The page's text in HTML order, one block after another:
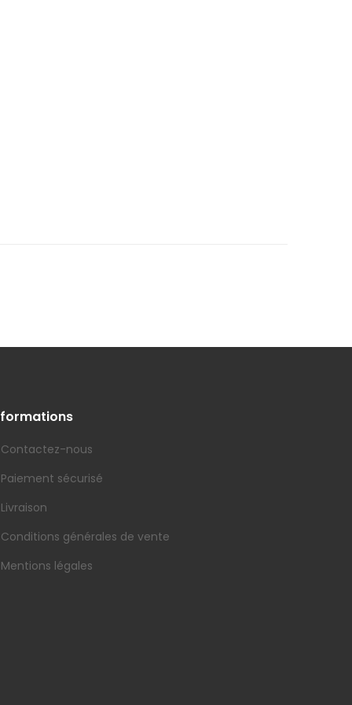
Contactez-nous
Paiement sécurisé
Livraison
Conditions générales de vente
Mentions légales